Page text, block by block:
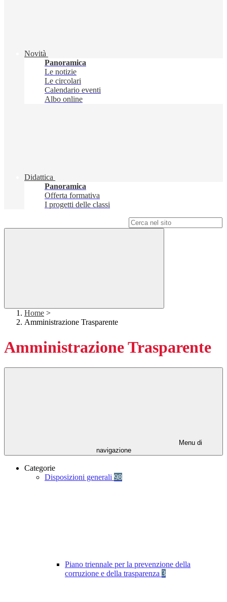
Novità
Panoramica
Le notizie
Le circolari
Calendario eventi
Albo online
Didattica
Panoramica
Offerta formativa
I progetti delle classi
Home >
Amministrazione Trasparente
Amministrazione Trasparente
Menu di
navigazione
Categorie
Disposizioni generali 98
Piano triennale per la prevenzione della
corruzione e della trasparenza 3